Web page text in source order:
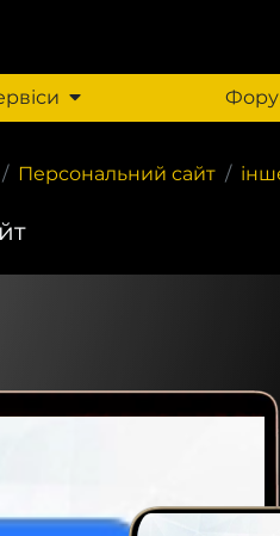
Персональний сайт